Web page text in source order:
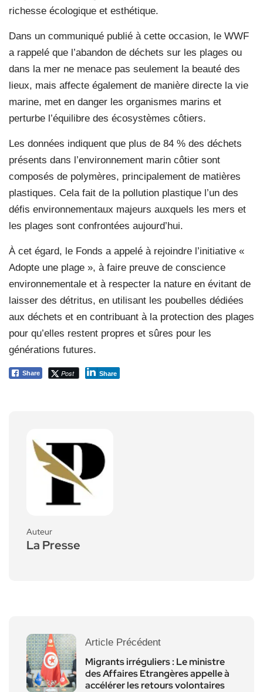
richesse écologique et esthétique.
Dans un communiqué publié à cette occasion, le WWF
a rappelé que l’abandon de déchets sur les plages ou
dans la mer ne menace pas seulement la beauté des
lieux, mais affecte également de manière directe la vie
marine, met en danger les organismes marins et
perturbe l’équilibre des écosystèmes côtiers.
Les données indiquent que plus de 84 % des déchets
présents dans l’environnement marin côtier sont
composés de polymères, principalement de matières
plastiques. Cela fait de la pollution plastique l’un des
défis environnementaux majeurs auxquels les mers et
les plages sont confrontées aujourd’hui.
À cet égard, le Fonds a appelé à rejoindre l’initiative «
Adopte une plage », à faire preuve de conscience
environnementale et à respecter la nature en évitant de
laisser des détritus, en utilisant les poubelles dédiées
aux déchets et en contribuant à la protection des plages
pour qu’elles restent propres et sûres pour les
générations futures.
Share Post Share
Auteur
La Presse
Article Précédent
Migrants irréguliers : Le ministre
des Affaires Etrangères appelle à
accélérer les retours volontaires